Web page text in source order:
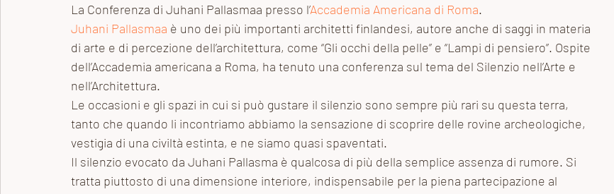
Archivio dei post Gioielli
La Conferenza di Juhani Pallasmaa presso l’Accademia Americana di Roma.
Juhani Pallasmaa è uno dei più importanti architetti finlandesi, autore anche di saggi in materia
di arte e di percezione dell’architettura, come “Gli occhi della pelle” e “Lampi di pensiero”. Ospite
dell’Accademia americana a Roma, ha tenuto una conferenza sul tema del Silenzio nell’Arte e
nell’Architettura.
Le occasioni e gli spazi in cui si può gustare il silenzio sono sempre più rari su questa terra,
tanto che quando li incontriamo abbiamo la sensazione di scoprire delle rovine archeologiche,
vestigia di una civiltà estinta, e ne siamo quasi spaventati.
Il silenzio evocato da Juhani Pallasma è qualcosa di più della semplice assenza di rumore. Si
tratta piuttosto di una dimensione interiore, indispensabile per la piena partecipazione al